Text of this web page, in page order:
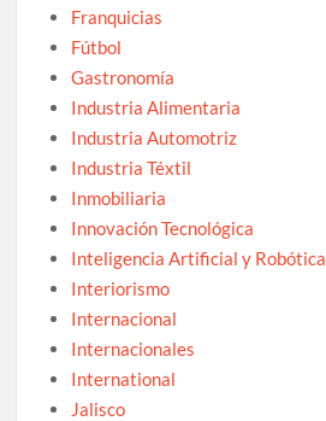
Franquicias
Fútbol
Gastronomía
Industria Alimentaria
Industria Automotriz
Industria Téxtil
Inmobiliaria
Innovación Tecnológica
Inteligencia Artificial y Robótica
Interiorismo
Internacional
Internacionales
International
Jalisco